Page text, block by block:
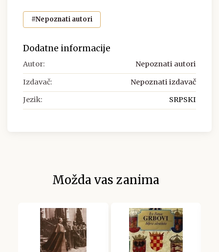
#Nepoznati autori
Dodatne informacije
Autor: Nepoznati autori
Izdavač: Nepoznati izdavač
Jezik: SRPSKI
Možda vas zanima